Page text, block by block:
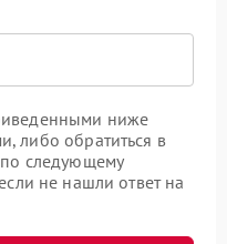
ниже
либо обратиться в
по следующему
не нашли ответ на